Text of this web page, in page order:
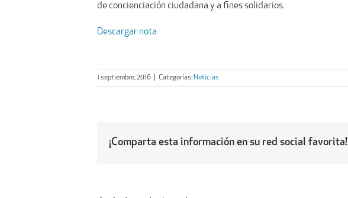
de concienciación ciudadana y a fines solidarios.
Descargar nota
1 septiembre, 2016 Categorías: Noticias
¡Comparta esta información en su red social favorita!